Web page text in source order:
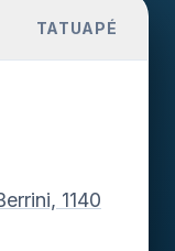
TATUAPÉ
1140